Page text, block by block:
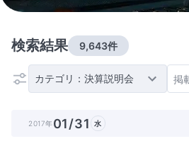
検索結果 9,643件
カテゴリ：決算説明会 掲
2017年01/31 水